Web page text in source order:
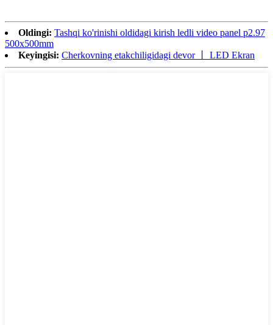
Oldingi: Tashqi ko'rinishi oldidagi kirish ledli video panel p2.97
500x500mm
Keyingisi: Cherkovning etakchiligidagi devor 丨 LED Ekran